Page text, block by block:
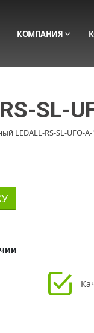
КОМПАНИЯ
SL-
LEDALL-RS-SL-UFO-